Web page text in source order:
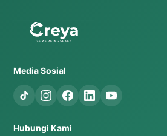
Media Sosial
Hubungi Kami